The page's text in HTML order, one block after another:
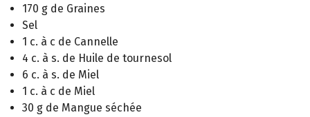
170 g de Graines
Sel
1 c. à c de Cannelle
4 c. à s. de Huile de tournesol
6 c. à s. de Miel
1 c. à c de Miel
30 g de Mangue séchée